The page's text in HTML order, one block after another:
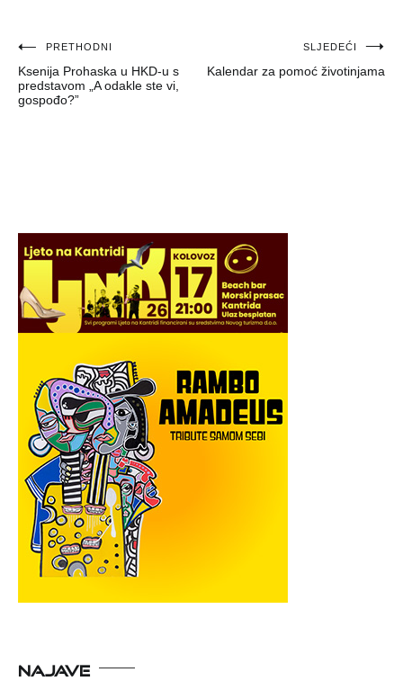
Navigacija
objava
PRETHODNI
Ksenija Prohaska u HKD-u s
predstavom „A odakle ste vi,
gospođo?”
SLJEDEĆI
Kalendar za pomoć životinjama
NAJAVE